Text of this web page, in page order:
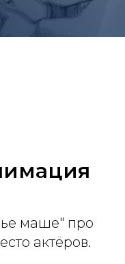
маше" про
актёров.